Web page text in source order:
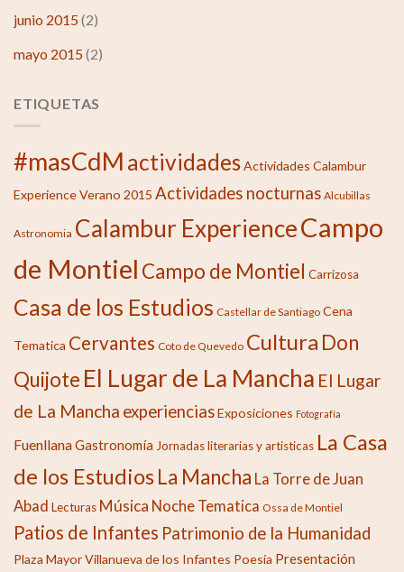
junio 2015(2)
mayo 2015(2)
ETIQUETAS
#masCdM actividadesActividades Calambur
Experience Verano 2015 Actividades nocturnas Alcubillas
Astronomia Calambur ExperienceCampo
de Montiel Campo de Montiel Carrizosa
Casa de los Estudios Castellar de Santiago Cena
Tematica Cervantes Coto de Quevedo Cultura Don
Quijote El Lugar de La Mancha El Lugar
de La Mancha experienciasExposiciones Fotografía
FuenllanaGastronomía Jornadas literarias y artisticas La Casa
de los EstudiosLa Mancha La Torre de Juan
Abad Lecturas Música Noche Tematica Ossa de Montiel
Patios de Infantes Patrimonio de la Humanidad
Plaza Mayor Villanueva de los Infantes Poesía Presentación